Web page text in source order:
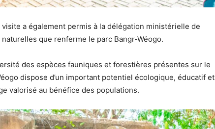
a également permis à la délégation ministérielle de
que renferme le parc Bangr-Wéogo.
des espèces fauniques et forestières présentes sur le
dispose d’un important potentiel écologique, éducatif et
valorisé au bénéfice des populations.